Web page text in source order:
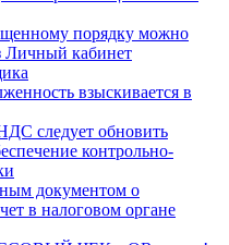
порядку можно
Личный кабинет
взыскивается в
следует обновить
контрольно-
документом о
в налоговом органе